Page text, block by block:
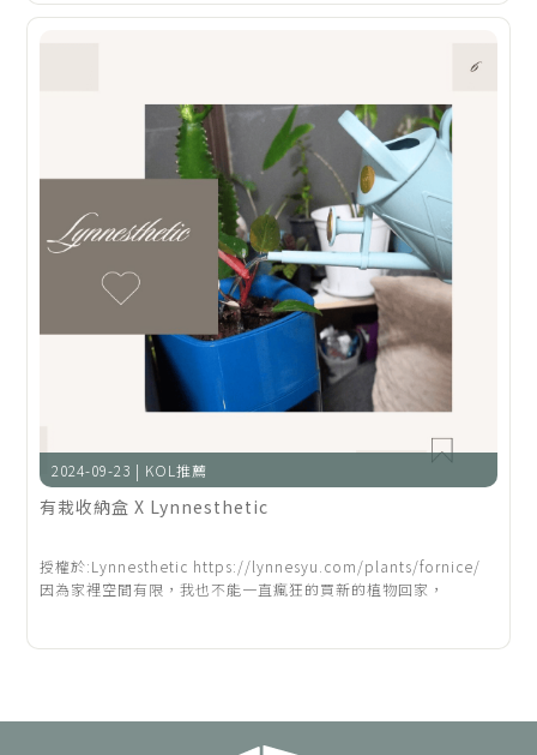
2024-09-23 | KOL推薦
有栽收納盒 X Lynnesthetic
授權於:Lynnesthetic https://lynnesyu.com/plants/fornice/
因為家裡空間有限，我也不能一直瘋狂的買新的植物回家，